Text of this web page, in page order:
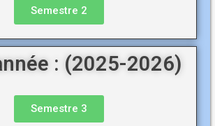
Semestre 2
: (2025-2026)
Semestre 3